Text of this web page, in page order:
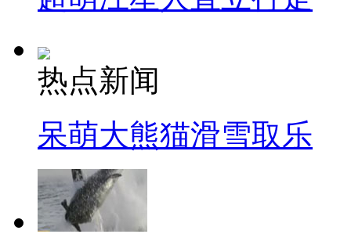
热点新闻
呆萌大熊猫滑雪取乐